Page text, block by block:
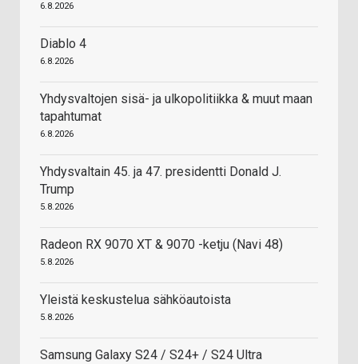
6.8.2026
Diablo 4
6.8.2026
Yhdysvaltojen sisä- ja ulkopolitiikka & muut maan
tapahtumat
6.8.2026
Yhdysvaltain 45. ja 47. presidentti Donald J.
Trump
5.8.2026
Radeon RX 9070 XT & 9070 -ketju (Navi 48)
5.8.2026
Yleistä keskustelua sähköautoista
5.8.2026
Samsung Galaxy S24 / S24+ / S24 Ultra